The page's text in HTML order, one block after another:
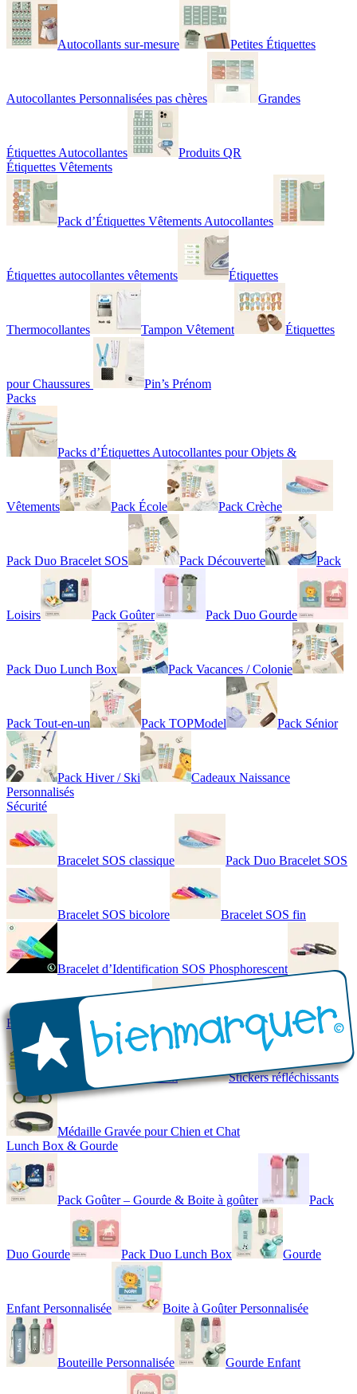
Autocollants sur-mesure Petites Étiquettes
Autocollantes Personnalisées pas chères Grandes
Étiquettes Autocollantes
Produits QR
Étiquettes Vêtements
Pack d’Étiquettes Vêtements Autocollantes
Étiquettes autocollantes vêtements Étiquettes
Thermocollantes Tampon Vêtement Étiquettes
pour Chaussures
Pin’s Prénom
Packs
Packs d’Étiquettes Autocollantes pour Objets &
Vêtements Pack École Pack Crèche
Pack Duo Bracelet SOS Pack Découverte Pack
Loisirs Pack Goûter Pack Duo Gourde
Pack Duo Lunch Box Pack Vacances / Colonie
Pack Tout-en-un Pack TOPModel Pack Sénior
Pack Hiver / Ski
Cadeaux Naissance
Personnalisés
Sécurité
Bracelet SOS classique Pack Duo Bracelet SOS
Bracelet SOS bicolore Bracelet SOS fin
Bracelet d’Identification SOS Phosphorescent
Bracelet personnalisé élégant Bracelet Personnalisé en cuir
Gilet de Sécurité Enfant Stickers réfléchissants
Médaille Gravée pour Chien et Chat
Lunch Box & Gourde
Pack Goûter – Gourde & Boite à goûter Pack
Duo Gourde Pack Duo Lunch Box Gourde
Enfant Personnalisée Boite à Goûter Personnalisée
Bouteille Personnalisée Gourde Enfant